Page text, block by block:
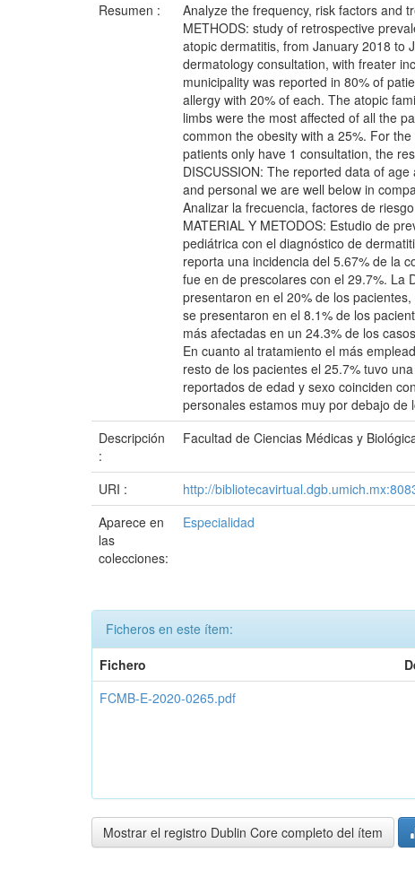
Resumen :
Analyze the frequency, risk factors and
METHODS: study of retrospective
atopic dermatitis, from January 2018 to
dermatology consultation, with freater
municipality was reported in 80% of
allergy with 20% of each. The atopic
limbs were the most affected of all the
common the obesity with a 25%. For
patients only have 1 consultation, the
DISCUSSION: The reported data of
and personal we are well below in
Analizar la frecuencia, factores de
MATERIAL Y METODOS: Estudio de
pediátrica con el diagnóstico de
reporta una incidencia del 5.67% de la
fue en de prescolares con el 29.7%. La
presentaron en el 20% de los
se presentaron en el 8.1% de los
más afectadas en un 24.3% de los
En cuanto al tratamiento el más
resto de los pacientes el 25.7% tuvo
reportados de edad y sexo coinciden
personales estamos muy por debajo de
Descripción
:
Facultad de Ciencias Médicas y
URI :
http://
Aparece en
las
colecciones:
Especialidad
Ficheros en este ítem:
Fichero
FCMB-E-2020-0265.pdf
Mostrar el registro Dublin Core completo del ítem